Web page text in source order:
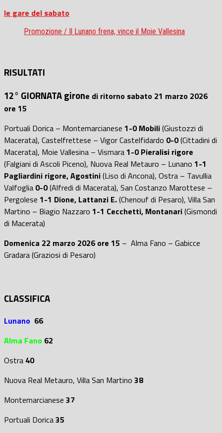
le gare del sabato
Promozione / Il Lunano frena, vince il Moie Vallesina
RISULTATI
12° GIORNATA girone di ritorno sabato 21 marzo 2026
ore 15
Portuali Dorica – Montemarcianese 1-0 Mobili(Giustozzi di
Macerata), Castelfrettese – Vigor Castelfidardo 0-0(Cittadini di
Macerata), Moie Vallesina – Vismara1-0 Pieralisi rigore
(Falgiani di Ascoli Piceno), Nuova Real Metauro – Lunano 1-1
Pagliardini rigore, Agostini(Liso di Ancona), Ostra – Tavullia
Valfoglia 0-0(Alfredi di Macerata), San Costanzo Marottese –
Pergolese 1-1 Dione, Lattanzi E.(Chenouf di Pesaro), Villa San
Martino – Biagio Nazzaro 1-1 Cecchetti, Montanari(Gismondi
di Macerata)
Domenica 22 marzo 2026 ore 15 – Alma Fano – Gabicce
Gradara (Graziosi di Pesaro)
CLASSIFICA
Lunano 66
Alma Fano 62
Ostra 40
Nuova Real Metauro, Villa San Martino 38
Montemarcianese 37
Portuali Dorica35